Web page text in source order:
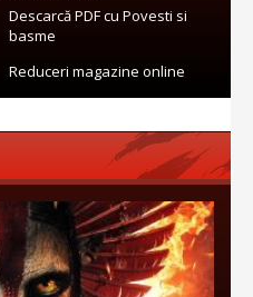
Descarcă PDF cu Povesti si
basme
Reduceri magazine online